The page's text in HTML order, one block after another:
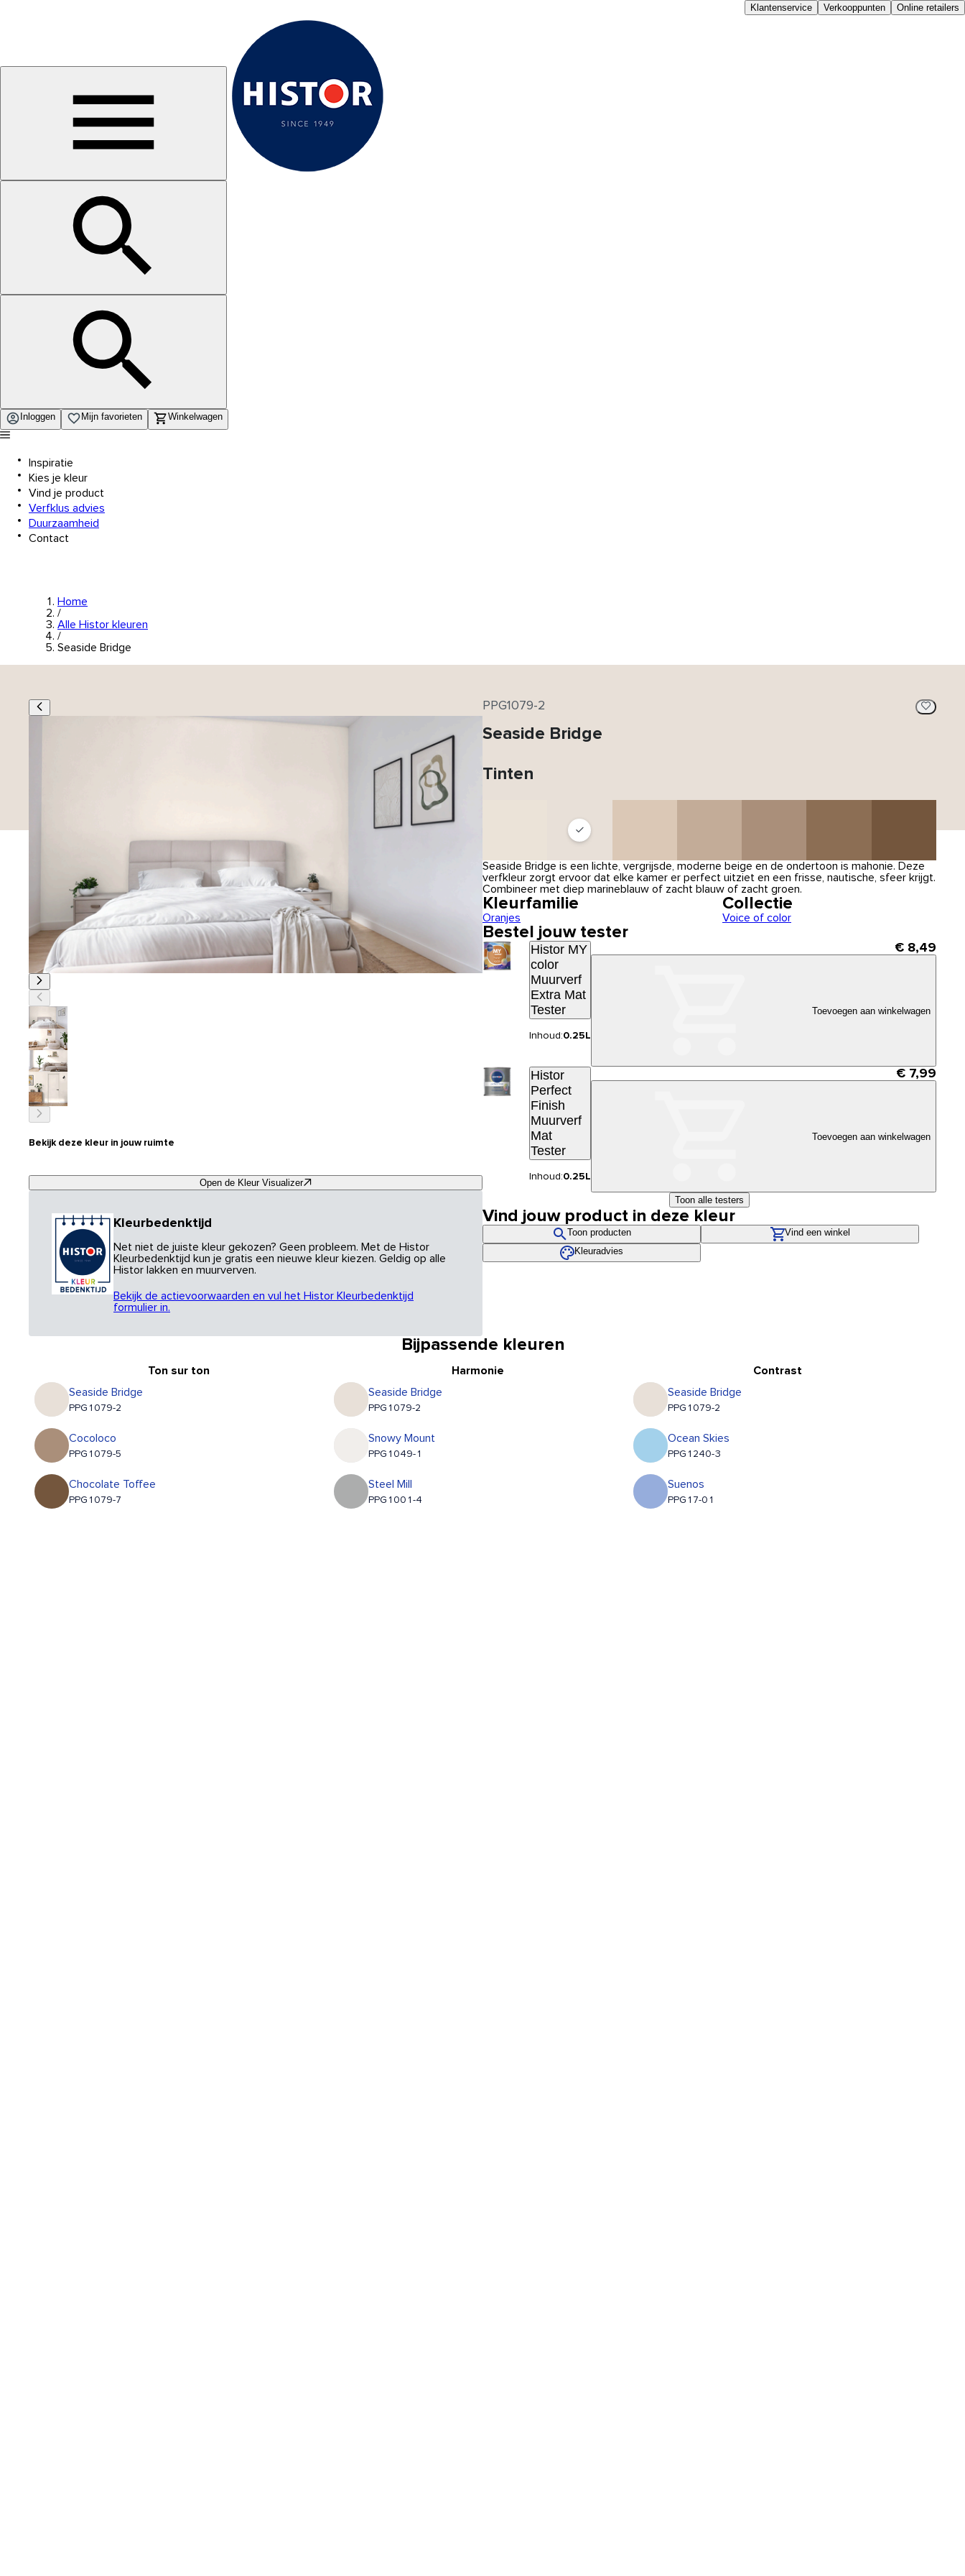
Klantenservice Verkooppunten Online retailers
Inloggen Mijn favorieten Winkelwagen
Inspiratie
Kies je kleur
Vind je product
Verfklus advies
Duurzaamheid
Contact
Home
/
Alle Histor kleuren
/
Seaside Bridge
Bekijk deze kleur in jouw ruimte
Open de Kleur Visualizer
Kleurbedenktijd
Net niet de juiste kleur gekozen? Geen probleem. Met de Histor
Kleurbedenktijd kun je gratis een nieuwe kleur kiezen. Geldig op alle
Histor lakken en muurverven.
Bekijk de actievoorwaarden en vul het Histor Kleurbedenktijd
formulier in.
PPG1079-2
Seaside Bridge
Tinten
Seaside Bridge is een lichte, vergrijsde, moderne beige en de ondertoon is mahonie. Deze
verfkleur zorgt ervoor dat elke kamer er perfect uitziet en een frisse, nautische, sfeer krijgt.
Combineer met diep marineblauw of zacht blauw of zacht groen.
Kleurfamilie
Oranjes
Collectie
Voice of color
Bestel jouw tester
Histor MY
color
Muurverf
Extra Mat
Tester
Inhoud:0.25L
€ 8,49
Toevoegen aan winkelwagen
Histor
Perfect
Finish
Muurverf
Mat
Tester
Inhoud:0.25L
€ 7,99
Toevoegen aan winkelwagen
Toon alle testers
Vind jouw product in deze kleur
Toon producten
Vind een winkel
Kleuradvies
Bijpassende kleuren
Ton sur ton
Seaside Bridge
PPG1079-2
Cocoloco
PPG1079-5
Chocolate Toffee
PPG1079-7
Harmonie
Seaside Bridge
PPG1079-2
Snowy Mount
PPG1049-1
Steel Mill
PPG1001-4
Contrast
Seaside Bridge
PPG1079-2
Ocean Skies
PPG1240-3
Suenos
PPG17-01